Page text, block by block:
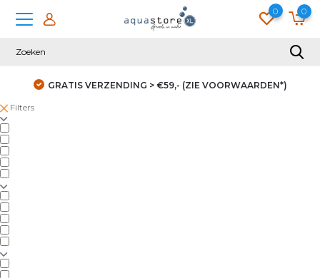
0 0
GRATIS VERZENDING > €59,- (ZIE VOORWAARDEN*)
Filters